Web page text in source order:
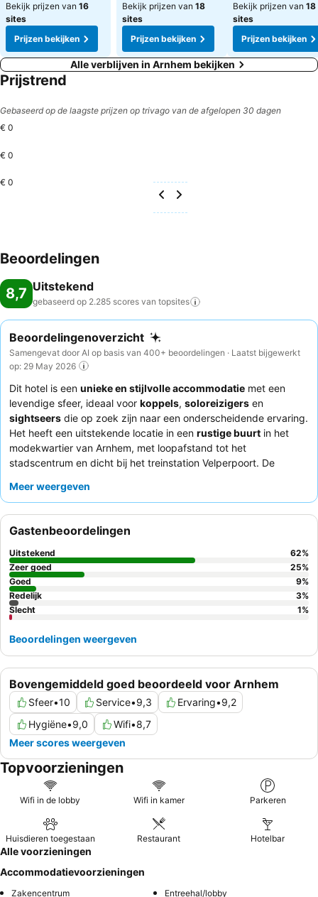
Bekijk prijzen van 16
sites
Prijzen bekijken
Bekijk prijzen van 18
sites
Prijzen bekijken
Bekijk prijzen van 18
sites
Prijzen bekijken
Alle verblijven in Arnhem bekijken
Prijstrend
Gebaseerd op de laagste prijzen op trivago van de afgelopen 30 dagen
€ 0
€ 0
€ 0
Beoordelingen
8,7 Uitstekend
gebaseerd op 2.285 scores van topsites
Beoordelingenoverzicht
Samengevat door AI op basis van 400+ beoordelingen · Laatst bijgewerkt
op: 29 May 2026
Dit hotel is een unieke en stijlvolle accommodatie met een
levendige sfeer, ideaal voor koppels, soloreizigers en
sightseers die op zoek zijn naar een onderscheidende ervaring.
Het heeft een uitstekende locatie in een rustige buurt in het
modekwartier van Arnhem, met loopafstand tot het
stadscentrum en dicht bij het treinstation Velperpoort. De
hethuisdiervriendelijke beleid
vriendelijke en behulpzame personeel
uitstekende, gevarieerde ontbijt, dat gezonde en veganistische
opties omvat. Voor een echt memorabel verblijf kunt u
overwegen een van de
comfort en artistiek design.
Meer weergeven
Bovengemiddeld goed beoordeeld voor Arnhem
Sfeer•10 Service•9,3 Ervaring•9,2
Hygiëne•9,0 Wifi•8,7
Meer scores weergeven
Gastenbeoordelingen
Uitstekend 62%
Zeer goed
25%
Goed
9%
Redelijk
3%
Slecht
1%
Beoordelingen weergeven
Topvoorzieningen
Wifi in de lobby Wifi in kamer Parkeren
Huisdieren toegestaan Restaurant Hotelbar
Alle voorzieningen
Accommodatievoorzieningen
Zakencentrum Entreehal/lobby